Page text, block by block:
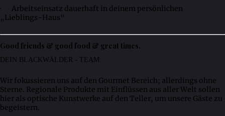
· Arbeitseinsatz dauerhaft in deinem persönlichen
„Lieblings-Haus“
Good friends & good food & great times.
DEIN BLACKWÄLDER - TEAM:
Wir fokussieren uns auf den Gourmet Bereich; allerdings ohne
Sterne. Regionale Produkte mit Einflüssen aus aller Welt sollen
hier als optische Kunstwerke auf den Teller, um unsere Gäste zu
begeistern.